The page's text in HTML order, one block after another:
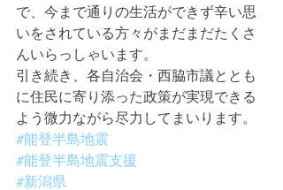
で、今まで通りの生活ができず辛い思
いをされている方々がまだまだたくさ
んいらっしゃいます。
引き続き、各自治会・西脇市議ととも
に住民に寄り添った政策が実現できる
よう微力ながら尽力してまいります。
#能登半島地震
#能登半島地震支援
#新潟県